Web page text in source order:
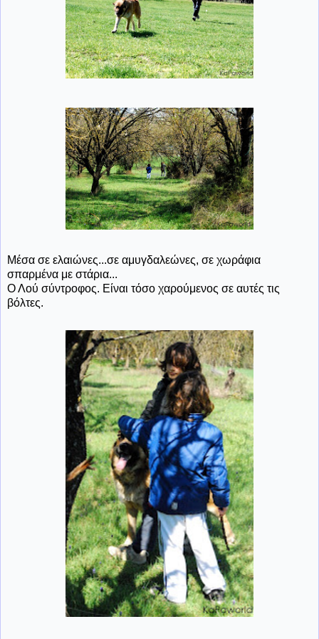
Μέσα σε ελαιώνες...σε αμυγδαλεώνες, σε χωράφια
σπαρμένα με στάρια...
Ο Λού σύντροφος. Είναι τόσο χαρούμενος σε αυτές τις
βόλτες.